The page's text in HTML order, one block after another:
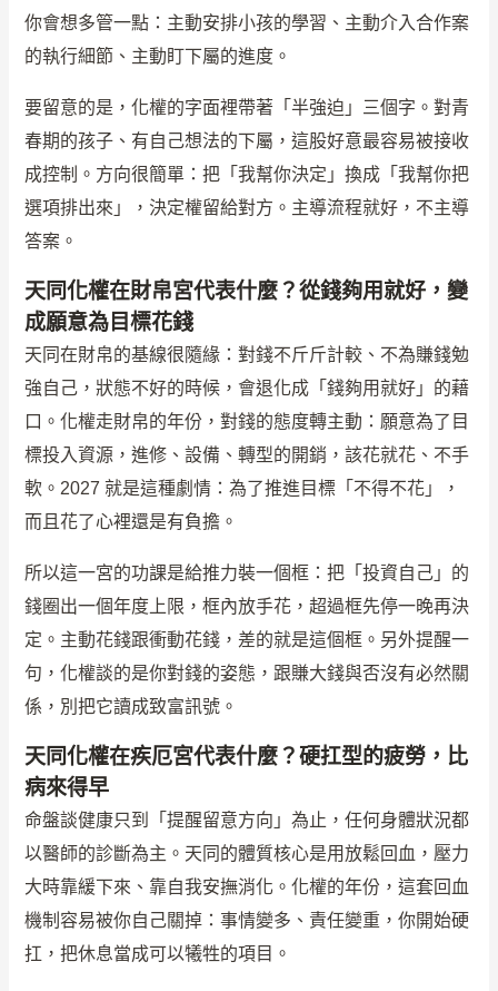
你會想多管一點：主動安排小孩的學習、主動介入合作案
的執行細節、主動盯下屬的進度。
要留意的是，化權的字面裡帶著「半強迫」三個字。對青
春期的孩子、有自己想法的下屬，這股好意最容易被接收
成控制。方向很簡單：把「我幫你決定」換成「我幫你把
選項排出來」，決定權留給對方。主導流程就好，不主導
答案。
天同化權在財帛宮代表什麼？從錢夠用就好，變
成願意為目標花錢
天同在財帛的基線很隨緣：對錢不斤斤計較、不為賺錢勉
強自己，狀態不好的時候，會退化成「錢夠用就好」的藉
口。化權走財帛的年份，對錢的態度轉主動：願意為了目
標投入資源，進修、設備、轉型的開銷，該花就花、不手
軟。2027 就是這種劇情：為了推進目標「不得不花」，
而且花了心裡還是有負擔。
所以這一宮的功課是給推力裝一個框：把「投資自己」的
錢圈出一個年度上限，框內放手花，超過框先停一晚再決
定。主動花錢跟衝動花錢，差的就是這個框。另外提醒一
句，化權談的是你對錢的姿態，跟賺大錢與否沒有必然關
係，別把它讀成致富訊號。
天同化權在疾厄宮代表什麼？硬扛型的疲勞，比
病來得早
命盤談健康只到「提醒留意方向」為止，任何身體狀況都
以醫師的診斷為主。天同的體質核心是用放鬆回血，壓力
大時靠緩下來、靠自我安撫消化。化權的年份，這套回血
機制容易被你自己關掉：事情變多、責任變重，你開始硬
扛，把休息當成可以犧牲的項目。